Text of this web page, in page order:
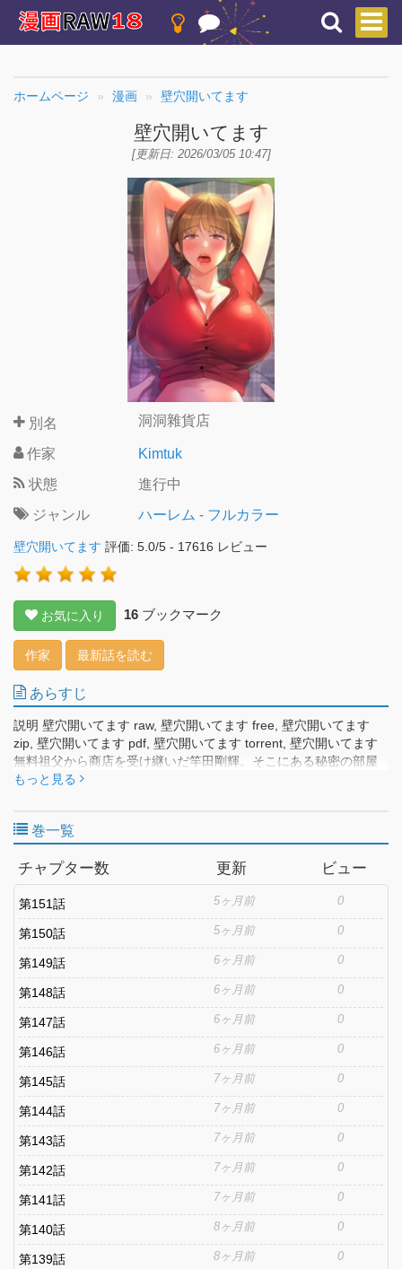
ホームページ 漫画 壁穴開いてます
壁穴開いてます
[更新日: 2026/03/05 10:47]
別名 洞洞雜貨店
作家
Kimtuk
状態
進行中
ジャンル
ハーレム - フルカラー
壁穴開いてます 評価: 5.0/5 - 17616 レビュー
お気に入り 16 ブックマーク
作家 最新話を読む
あらすじ
説明 壁穴開いてます raw, 壁穴開いてます free, 壁穴開いてます
zip, 壁穴開いてます pdf, 壁穴開いてます torrent, 壁穴開いてます
無料祖父から商店を受け継いだ竿田剛輝。そこにある秘密の部屋
に入ると、よくわからない何かの「穴」が空いていた⁉
もっと見る
巻一覧
チャプター数 更新 ビュー
第151話 5ヶ月前 0
第150話 5ヶ月前 0
第149話 6ヶ月前 0
第148話 6ヶ月前 0
第147話 6ヶ月前 0
第146話 6ヶ月前 0
第145話 7ヶ月前 0
第144話 7ヶ月前 0
第143話 7ヶ月前 0
第142話 7ヶ月前 0
第141話 7ヶ月前 0
第140話 8ヶ月前 0
第139話 8ヶ月前 0